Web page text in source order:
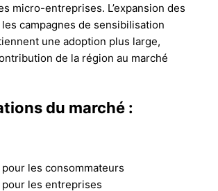
micro-entreprises. L’expansion des
campagnes de sensibilisation
une adoption plus large,
de la région au marché
du marché :
pour les consommateurs
pour les entreprises